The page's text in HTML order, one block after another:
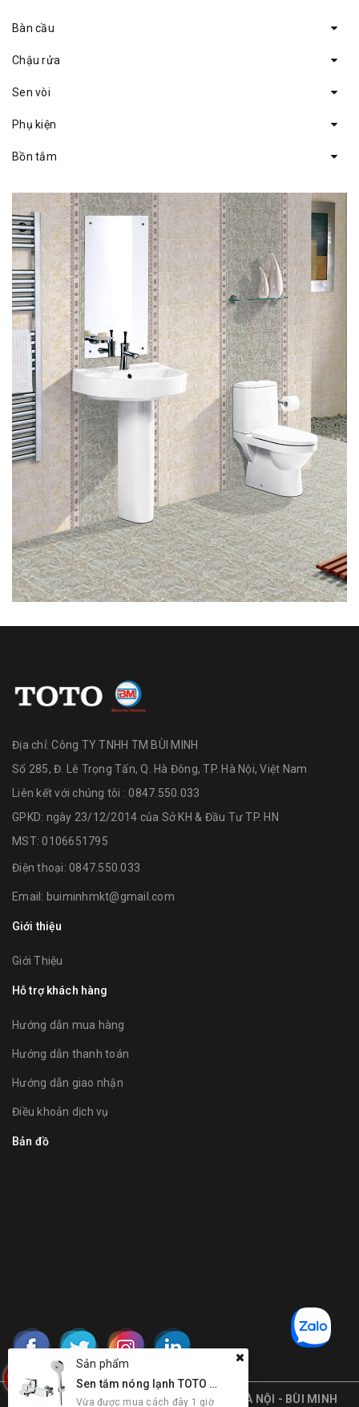
Bàn cầu
Chậu rửa
Sen vòi
Phụ kiện
Bồn tắm
Địa chỉ:Công TY TNHH TM BÙI MINH
Số 285, Đ. Lê Trọng Tấn, Q. Hà Đông, TP. Hà Nội, Việt Nam
Liên kết với chúng tôi : 0847.550.033
GPKD: ngày 23/12/2014 của Sở KH & Đầu Tư TP. HN
MST: 0106651795
Điện thoại: 0847.550.033
Email: buiminhmkt@gmail.com
Giới thiệu
Giới Thiệu
Hỗ trợ khách hàng
Hướng dẫn mua hàng
Hướng dẫn thanh toán
Hướng dẫn giao nhận
Điều khoản dịch vụ
Bản đồ
Bản quyền thuộc vềY8TỔNG KHO TOTO HÀ NỘI - BÙI MINH
Sản phẩm
Sen tắm nóng lạnh TOTO TBG03302V/TBW01010V
Vừa được mua cách đây 1 giờ